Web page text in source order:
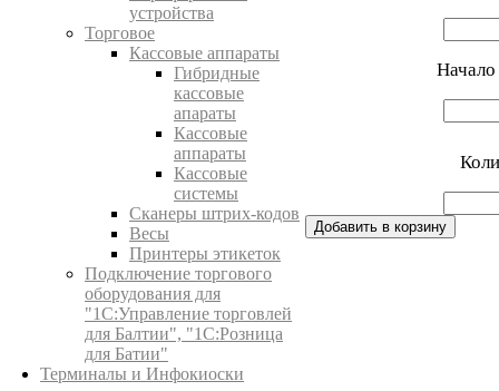
устройства
Торговое
Кассовые аппараты
Гибридные
кассовые
апараты
Кассовые
аппараты
Кассовые
системы
Сканеры штрих-кодов
Весы
Принтеры этикеток
Подключение торгового
оборудования для
"1С:Управление торговлей
для Балтии", "1С:Розница
для Батии"
Терминалы и Инфокиоски
Добавить в корзину